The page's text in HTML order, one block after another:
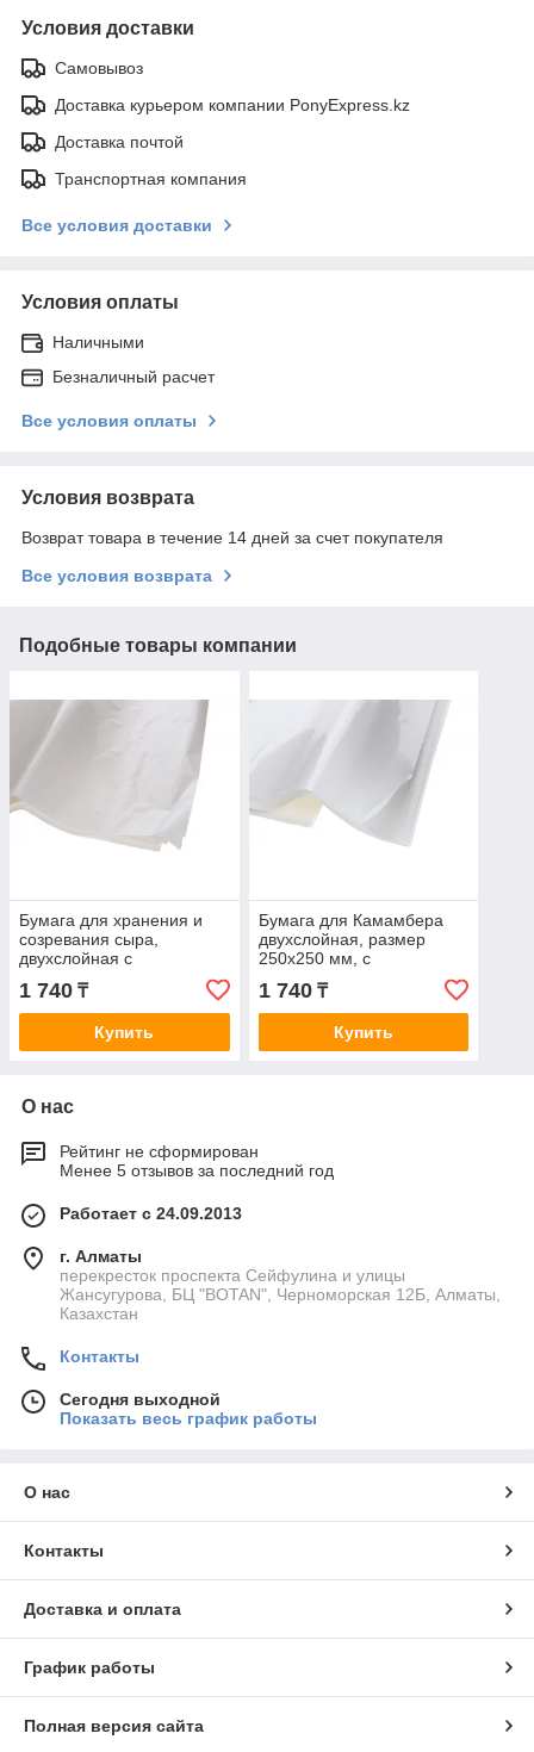
Условия доставки
Самовывоз
Доставка курьером компании PonyExpress.kz
Доставка почтой
Транспортная компания
Все условия доставки
Условия оплаты
Наличными
Безналичный расчет
Все условия оплаты
Условия возврата
Возврат товара в течение 14 дней за счет покупателя
Все условия возврата
Подобные товары компании
Бумага для хранения и
созревания сыра,
двухслойная с
микроперфорацией,
размер 250х250 мм
(упаковка 10 листов)
1 740 ₸
Купить
Бумага для Камамбера
двухслойная, размер
250х250 мм, с
микроперфорацией
(упаковка 10 листов)
1 740₸
Купить
О нас
Рейтинг не сформирован
Менее 5 отзывов за последний год
Работает с 24.09.2013
г. Алматы
перекресток проспекта Сейфулина и улицы
Жансугурова, БЦ "BOTAN", Черноморская 12Б, Алматы,
Казахстан
Контакты
Сегодня выходной
Показать весь график работы
О нас
Контакты
Доставка и оплата
График работы
Полная версия сайта